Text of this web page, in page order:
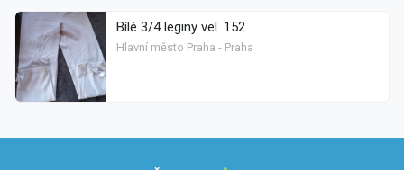
Bílé 3/4 leginy vel. 152
Hlavní město Praha - Praha